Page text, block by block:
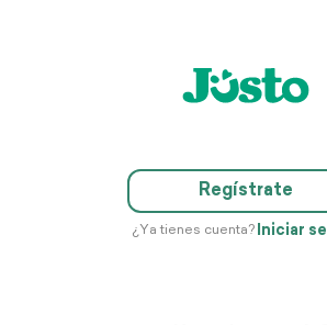
Regístrate
¿Ya tienes cuenta? Iniciar